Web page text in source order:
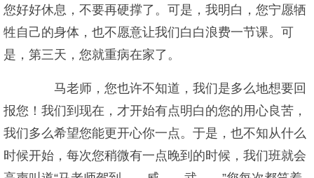
您好好休息，不要再硬撑了。可是，我明白，您宁愿牺
牲自己的身体，也不愿意让我们白白浪费一节课。可
是，第三天，您就重病在家了。
马老师，您也许不知道，我们是多么地想要回
报您！我们到现在，才开始有点明白的您的用心良苦，
我们多么希望您能更开心你一点。于是，也不知从什么
时候开始，每次您稍微有一点晚到的时候，我们班就会